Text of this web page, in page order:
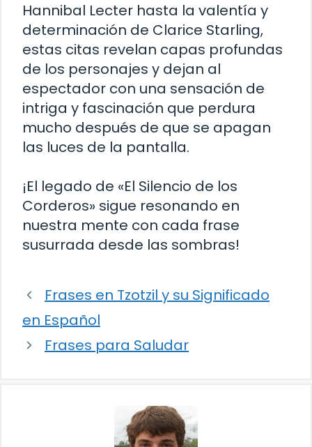
Hannibal Lecter hasta la valentía y
determinación de Clarice Starling,
estas citas revelan capas profundas
de los personajes y dejan al
espectador con una sensación de
intriga y fascinación que perdura
mucho después de que se apagan
las luces de la pantalla.
¡El legado de «El Silencio de los
Corderos» sigue resonando en
nuestra mente con cada frase
susurrada desde las sombras!
Frases en Tzotzil y su Significado
en Español
Frases para Saludar